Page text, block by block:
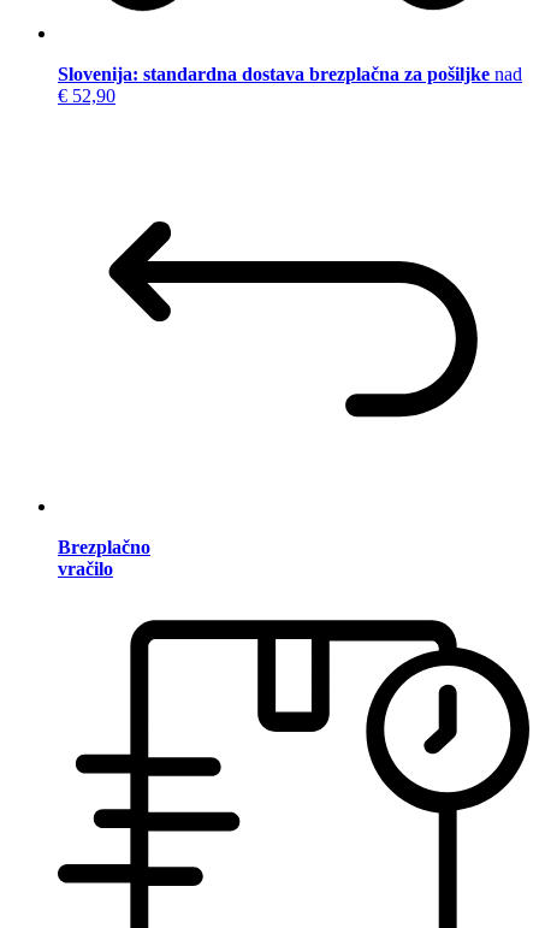
Slovenija: standardna dostava brezplačna za pošiljke nad
€ 52,90
Brezplačno
vračilo